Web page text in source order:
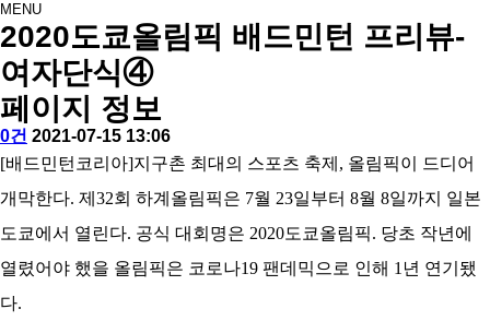
MENU
news
2020도쿄올림픽 배드민턴 프리뷰-
여자단식④
페이지 정보
작
성
자
배
드
민
턴
코
리
댓
글
0건 작
성
일
2021-07-15 13:06
본
문
[배드민턴코리아]지구촌 최대의 스포츠 축제, 올림픽이 드디어
개막한다. 제32회 하계올림픽은 7월 23일부터 8월 8일까지 일본
도쿄에서 열린다. 공식 대회명은 2020도쿄올림픽. 당초 작년에
열렸어야 했을 올림픽은 코로나19 팬데믹으로 인해 1년 연기됐
다.